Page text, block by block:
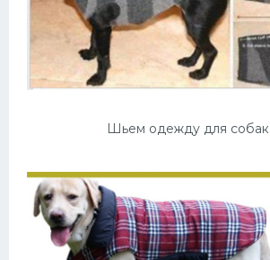
Шьем одежду для собак